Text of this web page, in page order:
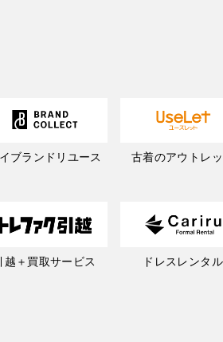
ブランドリユース 古着のアウトレ
越＋買取サービス ドレスレンタル